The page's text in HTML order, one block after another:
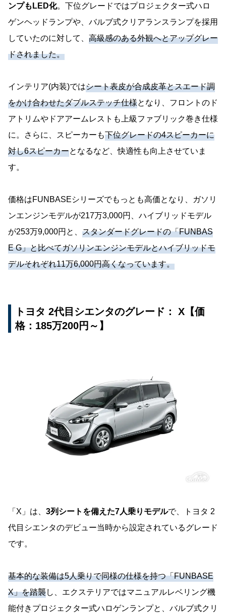
ンプもLED化。下位グレードではプロジェクター式ハロ
ゲンヘッドランプや、バルブ式クリアランスランプを採用
していたのに対して、 高級感のある外観へとアップグレー
ドされました。
インテリア(内装)ではシート表皮が合成皮革とスエード調
をかけ合わせたダブルステッチ仕様となり、フロントのド
アトリムやドアアームレストも上級ファブリック巻き仕様
に。さらに、スピーカーも下位グレードの4スピーカーに
対し6スピーカーとなるなど、快適性も向上させていま
す。
価格はFUNBASEシリーズでもっとも高価となり、ガソリ
ンエンジンモデルが217万3,000円、ハイブリッドモデル
が253万9,000円と、 スタンダードグレードの「FUNBAS
E G」と比べてガソリンエンジンモデルとハイブリッドモ
デルそれぞれ11万6,000円高くなっています。
トヨタ 2代目シエンタのグレード： X【価
格：185万200円～】
「X」は、 3列シートを備えた7人乗りモデルで、トヨタ 2
代目シエンタのデビュー当時から設定されているグレード
です。
基本的な装備は5人乗りで同様の仕様を持つ「FUNBASE
X」を踏襲し、エクステリアではマニュアルレベリング機
能付きプロジェクター式ハロゲンランプと、バルブ式クリ